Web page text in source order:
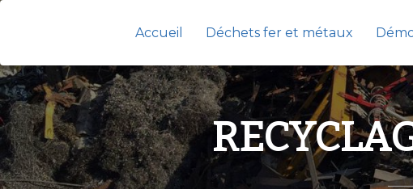
Accueil Déchets fer et métaux